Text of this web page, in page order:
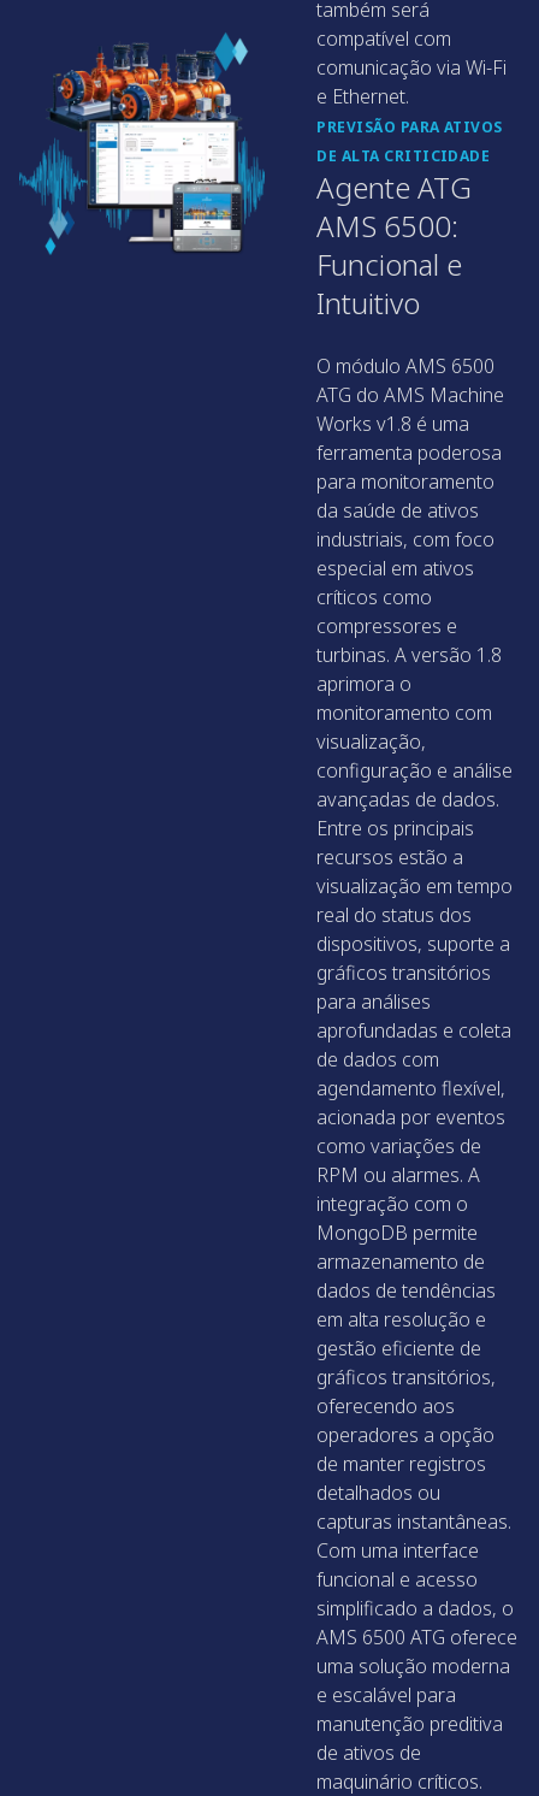
também será
compatível com
comunicação via Wi-Fi
e Ethernet.
PREVISÃO PARA ATIVOS
DE ALTA CRITICIDADE
Agente ATG
AMS 6500:
Funcional e
Intuitivo
O módulo AMS 6500
ATG do AMS Machine
Works v1.8 é uma
ferramenta poderosa
para monitoramento
da saúde de ativos
industriais, com foco
especial em ativos
críticos como
compressores e
turbinas. A versão 1.8
aprimora o
monitoramento com
visualização,
configuração e análise
avançadas de dados.
Entre os principais
recursos estão a
visualização em tempo
real do status dos
dispositivos, suporte a
gráficos transitórios
para análises
aprofundadas e coleta
de dados com
agendamento flexível,
acionada por eventos
como variações de
RPM ou alarmes. A
integração com o
MongoDB permite
armazenamento de
dados de tendências
em alta resolução e
gestão eficiente de
gráficos transitórios,
oferecendo aos
operadores a opção
de manter registros
detalhados ou
capturas instantâneas.
Com uma interface
funcional e acesso
simplificado a dados, o
AMS 6500 ATG oferece
uma solução moderna
e escalável para
manutenção preditiva
de ativos de
maquinário críticos.